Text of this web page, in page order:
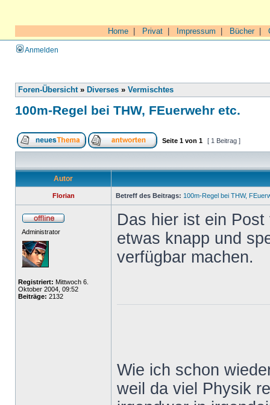
Home Privat Impressum Bücher|
Anmelden
Foren-Übersicht» Diverses » Vermischtes
100m-Regel bei THW, FEuerwehr etc.
Seite 1 von 1 [ 1 Beitrag ]
Autor
Florian Betreff des Beitrags: 100m-Regel bei THW,
Administrator
Registriert: Mittwoch 6.
Oktober 2004, 09:52
Beiträge: 2132
Das hier ist ein
etwas knapp und
verfügbar machen.
Wie ich schon
weil da viel Physik